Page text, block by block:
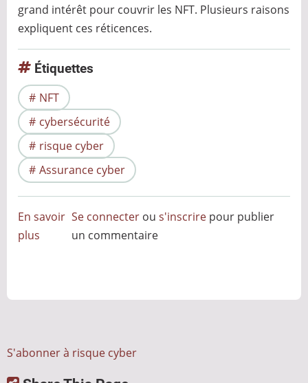
grand intérêt pour couvrir les NFT. Plusieurs raisons
expliquent ces réticences.
Étiquettes
NFT
cybersécurité
risque cyber
Assurance cyber
En savoir
plus
Se connecter ous'inscrire pour publier
un commentaire
S'abonner à risque cyber